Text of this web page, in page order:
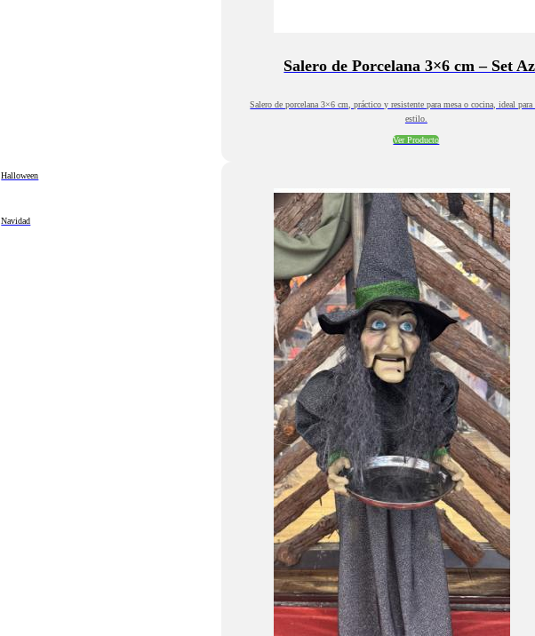
Salero de Porcelana 3×6 cm – Set
Salero de porcelana 3×6 cm, práctico y resistente para mesa o cocina, ideal
estilo.
Ver Producto
Halloween
Navidad